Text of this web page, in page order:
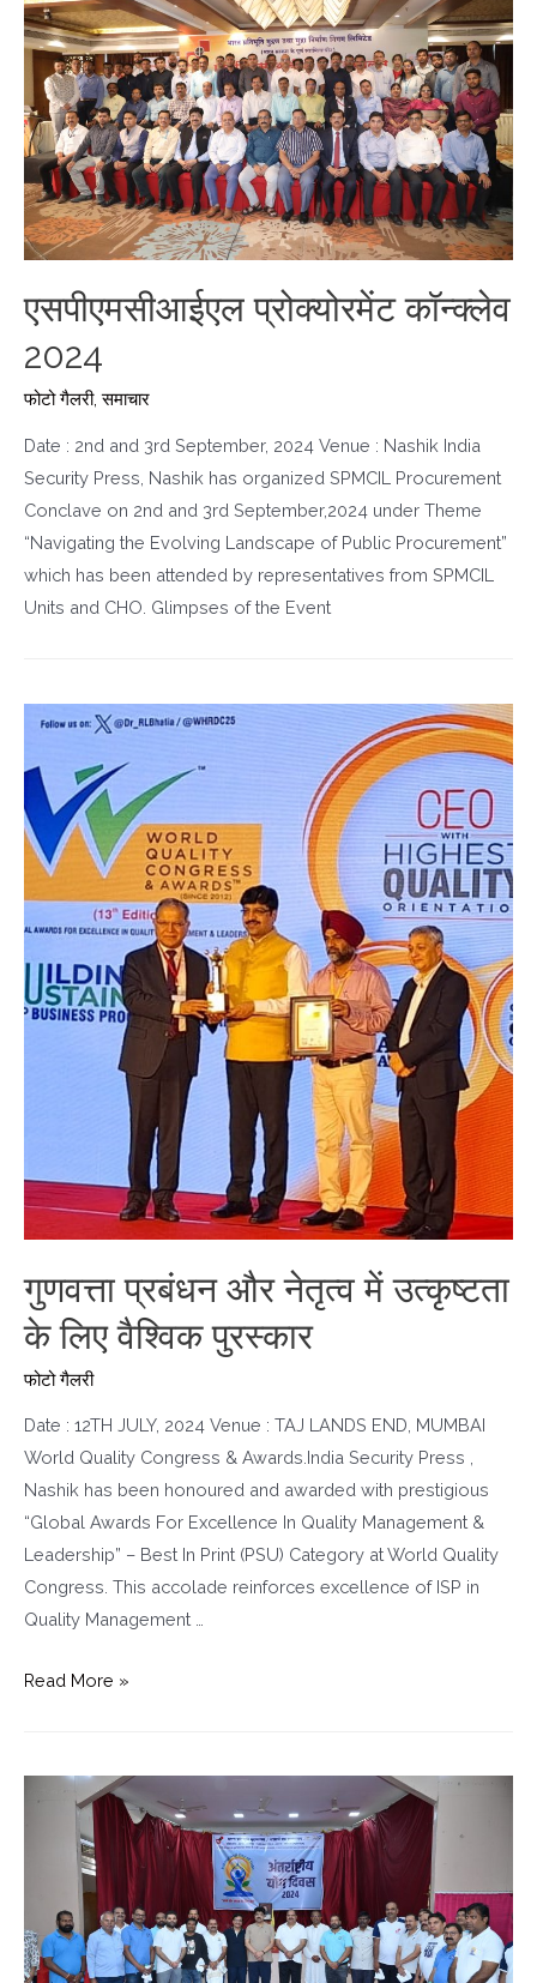
एसपीएमसीआईएल प्रोक्योरमेंट कॉन्क्लेव
2024
फोटो गैलरी,समाचार
Date : 2nd and 3rd September, 2024 Venue : Nashik India
Security Press, Nashik has organized SPMCIL Procurement
Conclave on 2nd and 3rd September,2024 under Theme
“Navigating the Evolving Landscape of Public Procurement”
which has been attended by representatives from SPMCIL
Units and CHO. Glimpses of the Event
गुणवत्ता प्रबंधन और नेतृत्व में उत्कृष्टता
के लिए वैश्विक पुरस्कार
फोटो गैलरी
Date : 12TH JULY, 2024 Venue : TAJ LANDS END, MUMBAI
World Quality Congress & Awards.India Security Press ,
Nashik has been honoured and awarded with prestigious
“Global Awards For Excellence In Quality Management &
Leadership” – Best In Print (PSU) Category at World Quality
Congress. This accolade reinforces excellence of ISP in
Quality Management …
Read More »